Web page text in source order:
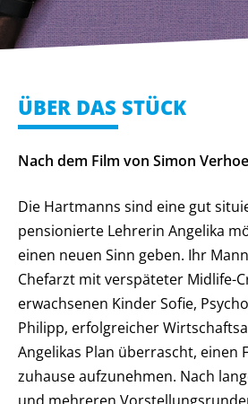
ÜBER DAS STÜCK
Nach dem Film von Simon
Die Hartmanns sind eine gut
pensionierte Lehrerin Angelika
einen neuen Sinn geben. Ihr
Chefarzt mit verspäteter Midlife-
erwachsenen Kinder Sofie,
Philipp, erfolgreicher
Angelikas Plan überrascht, einen
zuhause aufzunehmen. Nach